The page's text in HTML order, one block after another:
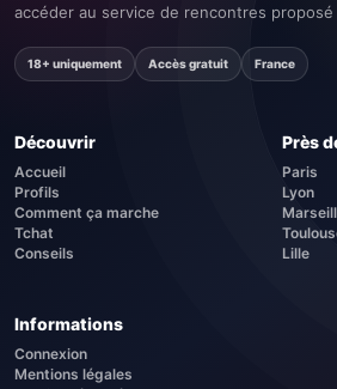
accéder au service de rencontres
18+ uniquement Accès gratuit France
Découvrir
Accueil
Profils
Comment ça marche
Tchat
Conseils
Près
Paris
Lyon
Lille
Informations
Connexion
Mentions légales